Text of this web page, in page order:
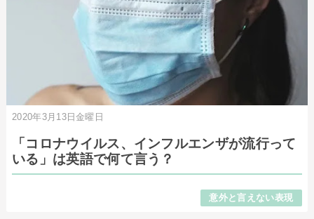
2020年3月13日金曜日
「コロナウイルス、インフルエンザが流行って
いる」は英語で何て言う？
意外と言えない表現